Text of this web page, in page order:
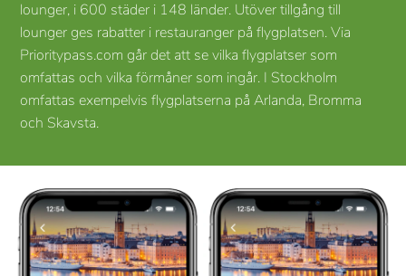
lounger, i 600 städer i 148 länder. Utöver tillgång till
lounger ges rabatter i restauranger på flygplatsen. Via
Prioritypass.com går det att se vilka flygplatser som
omfattas och vilka förmåner som ingår. I Stockholm
omfattas exempelvis flygplatserna på Arlanda, Bromma
och Skavsta.